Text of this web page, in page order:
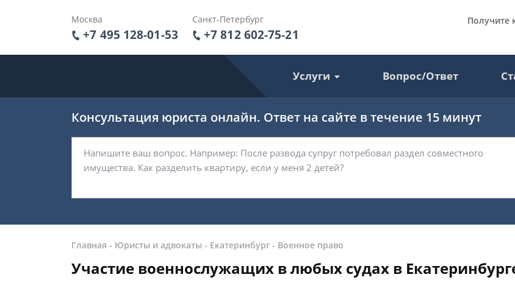
Москва
+7 495 128-01-53
Санкт-Петербург
+7 812 602-75-21
Получите
Услуги Вопрос/Ответ
Консультация юриста онлайн. Ответ на сайте в течение 15 минут
Главная - Юристы и адвокаты - Екатеринбург - Военное право
Участие военнослужащих в любых судах в